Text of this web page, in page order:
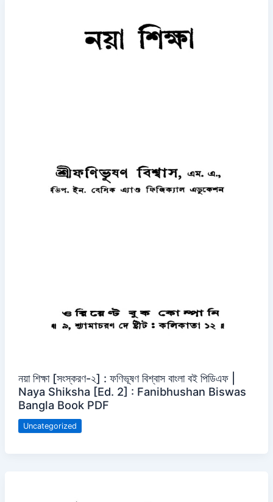
নয়া শিক্ষা [সংস্করণ-২] : ফণিভূষণ বিশ্বাস বাংলা বই পিডিএফ |
Naya Shiksha [Ed. 2] : Fanibhushan Biswas
Bangla Book PDF
Uncategorized